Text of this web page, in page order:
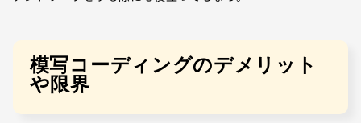
模写コーディングのデメリット
や限界